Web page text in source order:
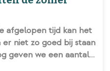
afgelopen tijd kan het
niet zo goed bij staan
geven we een aantal